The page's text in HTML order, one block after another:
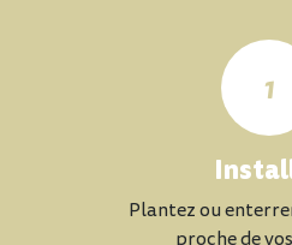
1
Plantez ou
proche de